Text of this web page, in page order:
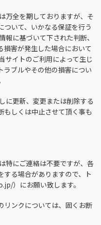
万全を期しておりますが、そ
いて、いかなる保証を行う
報に基づいて下された判断、
害が発生した場合において
サイトのご利用によって生じ
ラブルやその他の損害につい
に更新、変更または削除する
もしくは中止させて頂く事も
特にご連絡は不要ですが、各
する場合がありますので、ト
）にお願い致します。
リンクについては、固くお断